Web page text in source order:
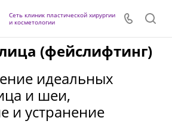
Сеть клиник пластической хирургии
и косметологии
(фейслифтинг)
идеальных
и шеи,
и устранение